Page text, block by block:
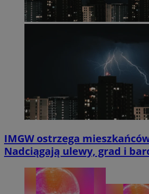
IMGW ostrzega
Nadciągają ulewy, grad i